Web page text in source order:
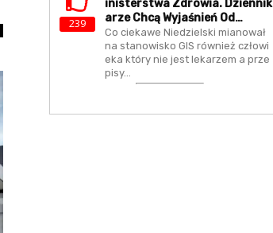
239
Inisterstwa Zdrowia. Dziennik
Arze Chcą Wyjaśnień Od…
Co ciekawe Niedzielski mianował
na stanowisko GIS również człowi
eka który nie jest lekarzem a prze
pisy…